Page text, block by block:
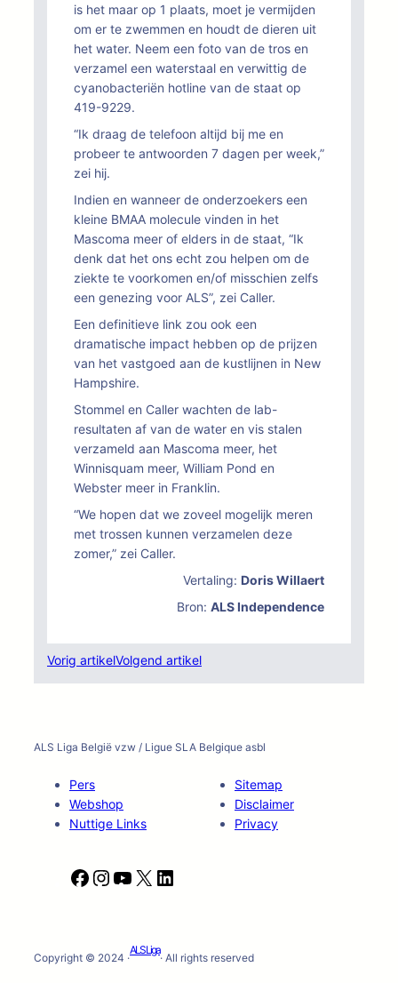
is het maar op 1 plaats, moet je vermijden
om er te zwemmen en houdt de dieren uit
het water. Neem een foto van de tros en
verzamel een waterstaal en verwittig de
cyanobacteriën hotline van de staat op
419-9229.
“Ik draag de telefoon altijd bij me en
probeer te antwoorden 7 dagen per week,”
zei hij.
Indien en wanneer de onderzoekers een
kleine BMAA molecule vinden in het
Mascoma meer of elders in de staat, “Ik
denk dat het ons echt zou helpen om de
ziekte te voorkomen en/of misschien zelfs
een genezing voor ALS”, zei Caller.
Een definitieve link zou ook een
dramatische impact hebben op de prijzen
van het vastgoed aan de kustlijnen in New
Hampshire.
Stommel en Caller wachten de lab-
resultaten af van de water en vis stalen
verzameld aan Mascoma meer, het
Winnisquam meer, William Pond en
Webster meer in Franklin.
“We hopen dat we zoveel mogelijk meren
met trossen kunnen verzamelen deze
zomer,” zei Caller.
Vertaling: Doris Willaert
Bron: ALS Independence
Vorig artikelVolgend artikel
ALS Liga België vzw / Ligue SLA Belgique asbl
Pers
Webshop
Nuttige Links
Sitemap
Disclaimer
Privacy
F
b
I
a
Y
u
X
e
Copyright © 2024 ·
ALS Liga
· All rights reserved